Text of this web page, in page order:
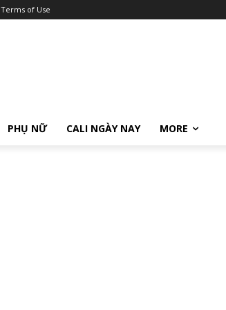
Terms of Use
PHỤ NỮ CALI NGÀY NAY MORE